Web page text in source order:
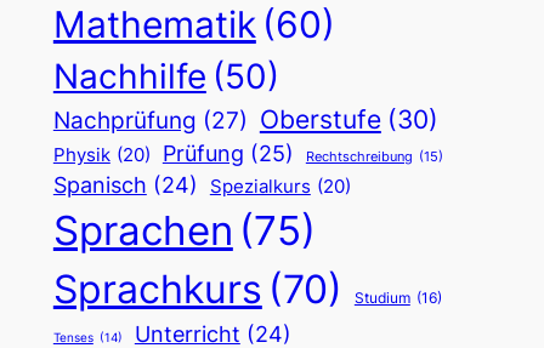
Mathematik (60)
Nachhilfe (50)
Nachprüfung (27) Oberstufe (30)
Physik (20) Prüfung (25) Rechtschreibung (15)
Spanisch (24) Spezialkurs (20)
Sprachen (75)
Sprachkurs (70) Studium (16)
Tenses (14) Unterricht (24)